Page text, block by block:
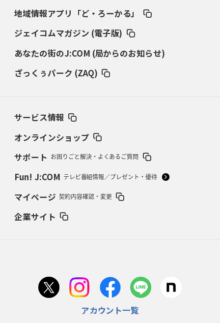
ダイナボアーズ、“逆輸入SO”三宅駿
「ニュージーランドのフレア（閃
2026年3月5日(木)更新
2026年2月19日(木)更新
37年女子W杯招致への課題と期待
2026年2月12日(木)更新
2026年2月5日(木)更新
占い方
首位スピアーズ、充実の攻撃力 「湧き出る」パスでトライ量産
地域情報アプリ「ど・ろーかる」
ジェイコムマガジン (電子版)
あなたの街のJ:COM (局からのお知らせ)
ざっくぅパーク (ZAQ)
サービス情報
オンラインショップ
サポート お困りごと解決・よくあるご質問
Fun! J:COM テレビ番組情報／プレゼント・優待
マイページ 契約内容確認・変更
企業サイト
アカウント一覧